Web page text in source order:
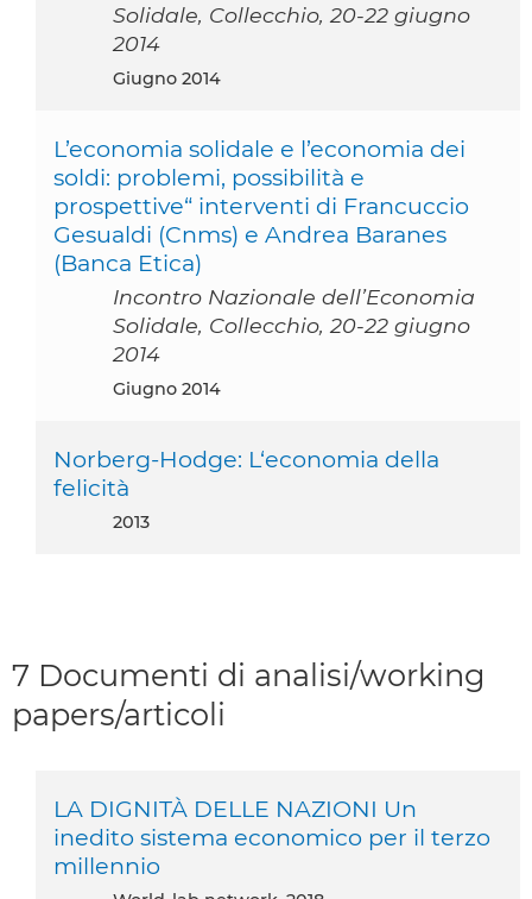
Solidale, Collecchio, 20-22 giugno
2014
giugno 2014
L’economia solidale e l’economia dei
soldi: problemi, possibilità e
prospettive“ interventi di Francuccio
Gesualdi (Cnms) e Andrea Baranes
(Banca Etica)
Incontro Nazionale dell’Economia
Solidale, Collecchio, 20-22 giugno
2014
giugno 2014
Norberg-Hodge: L‘economia della
felicità
2013
7 Documenti di analisi/working
papers/articoli
LA DIGNITÀ DELLE NAZIONI Un
inedito sistema economico per il terzo
millennio